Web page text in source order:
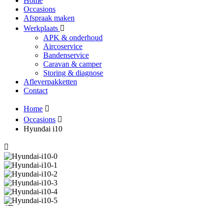
Occasions
Afspraak maken
Werkplaats
APK & onderhoud
Aircoservice
Bandenservice
Caravan & camper
Storing & diagnose
Afleverpakketten
Contact
Home
Occasions
Hyundai i10